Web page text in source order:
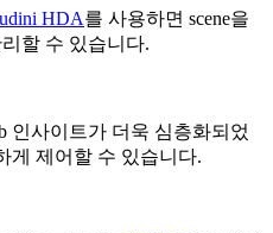
HDA를 사용하면 scene을
할 수 있습니다.
인사이트가 더욱 심층화되었
게 제어할 수 있습니다.